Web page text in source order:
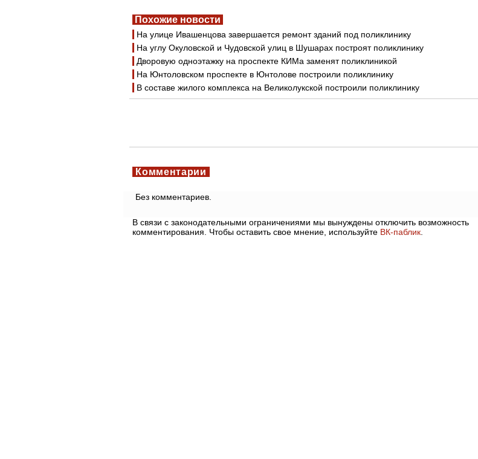
Похожие новости
На улице Ивашенцова завершается ремонт зданий под поликлинику
На углу Окуловской и Чудовской улиц в Шушарах построят поликлинику
Дворовую одноэтажку на проспекте КИМа заменят поликлиникой
На Юнтоловском проспекте в Юнтолове построили поликлинику
В составе жилого комплекса на Великолукской построили поликлинику
Комментарии
Без комментариев.
В связи с законодательными ограничениями мы вынуждены отключить возможность
комментирования. Чтобы оставить свое мнение, используйте ВК-паблик